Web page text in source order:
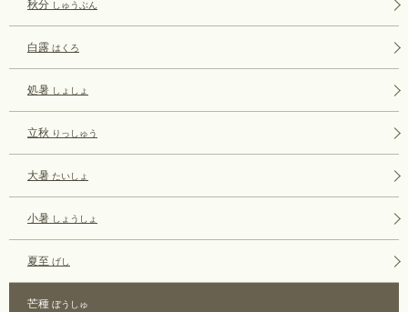
秋分 しゅうぶん
白露 はくろ
処暑 しょしょ
立秋 りっしゅう
大暑 たいしょ
小暑 しょうしょ
夏至 げし
芒種 ぼうしゅ